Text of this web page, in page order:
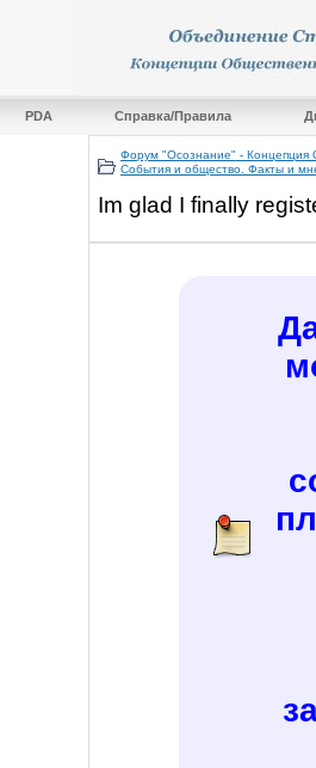
PDA Справка/Правила
Форум "Осознание" - Концепция
События и общество. Факты и
Im glad I finally